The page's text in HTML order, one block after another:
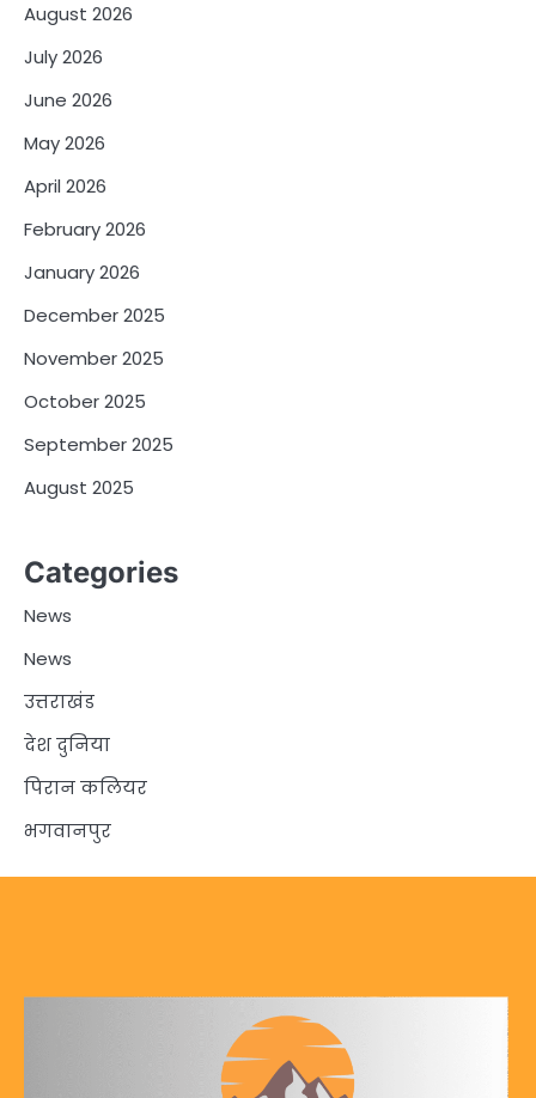
August 2026
July 2026
June 2026
May 2026
April 2026
February 2026
January 2026
December 2025
November 2025
October 2025
September 2025
August 2025
Categories
News
News
उत्तराखंड
देश दुनिया
पिरान कलियर
भगवानपुर